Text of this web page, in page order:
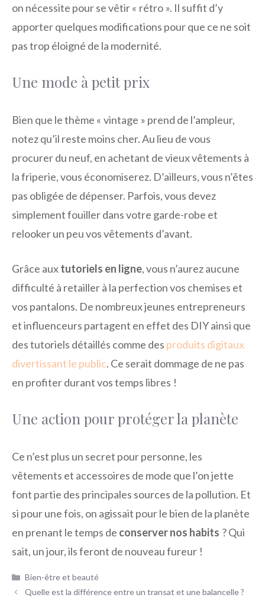
on nécessite pour se vêtir « rétro ». Il suffit d’y
apporter quelques modifications pour que ce ne soit
pas trop éloigné de la modernité.
Une mode à petit prix
Bien que le thème « vintage » prend de l’ampleur,
notez qu’il reste moins cher. Au lieu de vous
procurer du neuf, en achetant de vieux vêtements à
la friperie, vous économiserez. D’ailleurs, vous n’êtes
pas obligée de dépenser. Parfois, vous devez
simplement fouiller dans votre garde-robe et
relooker un peu vos vêtements d’avant.
Grâce auxtutoriels en ligne, vous n’aurez aucune
difficulté à retailler à la perfection vos chemises et
vos pantalons. De nombreux jeunes entrepreneurs
et influenceurs partagent en effet des DIY ainsi que
des tutoriels détaillés comme des produits digitaux
divertissant le public. Ce serait dommage de ne pas
en profiter durant vos temps libres !
Une action pour protéger la planète
Ce n’est plus un secret pour personne, les
vêtements et accessoires de mode que l’on jette
font partie des principales sources de la pollution. Et
si pour une fois, on agissait pour le bien de la planète
en prenant le temps de conserver nos habits ? Qui
sait, un jour, ils feront de nouveau fureur !
Catégories
Bien-être et beauté
Quelle est la différence entre un transat et une balancelle ?